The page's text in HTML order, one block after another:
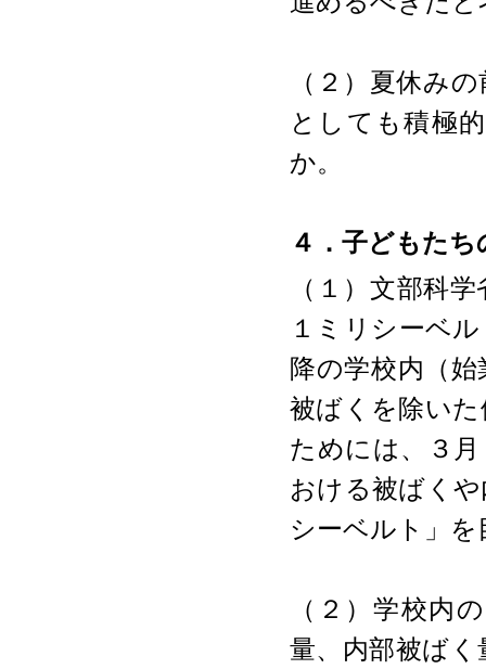
（２）夏休み
としても積極
か。
４．子どもた
（１）文部科
１ミリシーベ
降の学校内（
被ばくを除い
ためには、３
おける被ばく
シーベルト」
（２）学校内
量、内部被ば